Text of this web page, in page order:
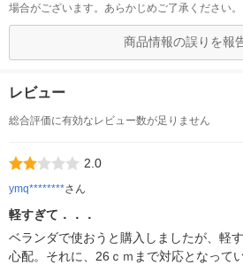
場合がございます。あらかじめご了承ください。
商品情報の誤りを報
レビュー
総合評価に有効なレビュー数が足りません
2.0
ymq********さん
軽すぎて．．．
ベランダで使おうと購入しましたが、軽
心配。それに、26ｃｍまで対応となって